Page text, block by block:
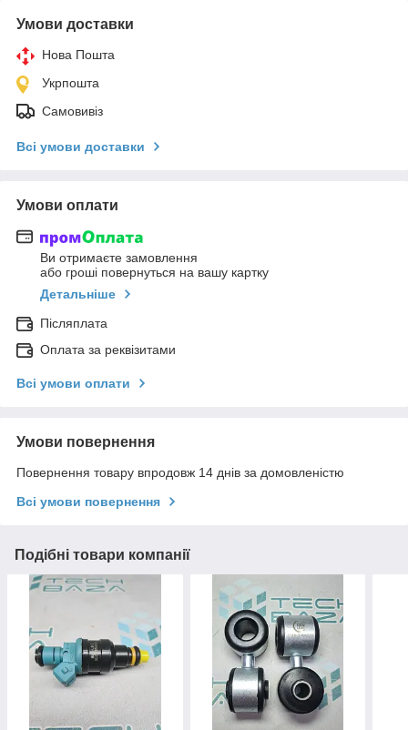
Умови доставки
Нова Пошта
Укрпошта
Самовивіз
Всі умови доставки
Умови оплати
Ви отримаєте замовлення
або гроші повернуться на вашу картку
Детальніше
Післяплата
Оплата за реквізитами
Всі умови оплати
Умови повернення
Повернення товару впродовж 14 днів за домовленістю
Всі умови повернення
Подібні товари компанії